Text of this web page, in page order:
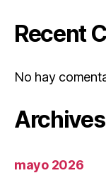
Recent
No hay
Archives
mayo 2026